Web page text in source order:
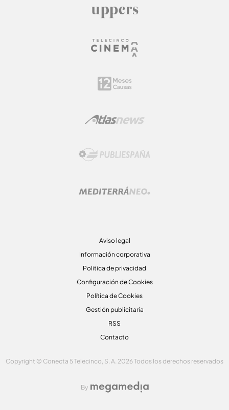
Aviso legal
Información corporativa
Politica de privacidad
Configuración de Cookies
Política de Cookies
Gestión publicitaria
RSS
Contacto
Copyright © Conecta 5 Telecinco, S. A. 2026 Todos los derechos reservados
By